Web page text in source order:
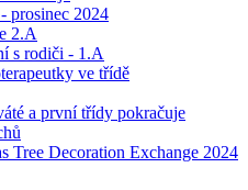
prosinec 2024
2.A
s rodiči - 1.A
ve třídě
a první třídy pokračuje
Tree Decoration Exchange 2024